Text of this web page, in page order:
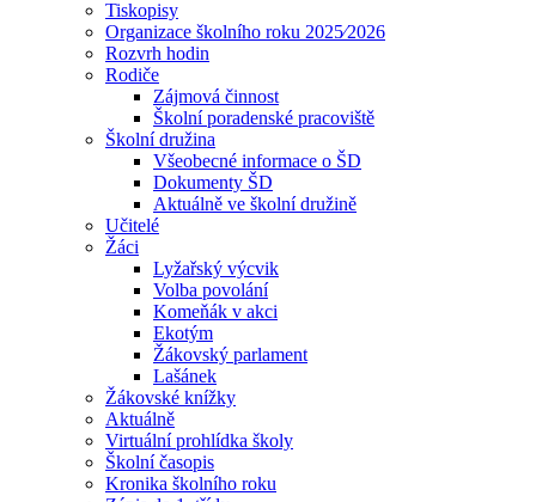
Tiskopisy
Organizace školního roku 2025⁄2026
Rozvrh hodin
Rodiče
Zájmová činnost
Školní poradenské pracoviště
Školní družina
Všeobecné informace o ŠD
Dokumenty ŠD
Aktuálně ve školní družině
Učitelé
Žáci
Lyžařský výcvik
Volba povolání
Komeňák v akci
Ekotým
Žákovský parlament
Lašánek
Žákovské knížky
Aktuálně
Virtuální prohlídka školy
Školní časopis
Kronika školního roku